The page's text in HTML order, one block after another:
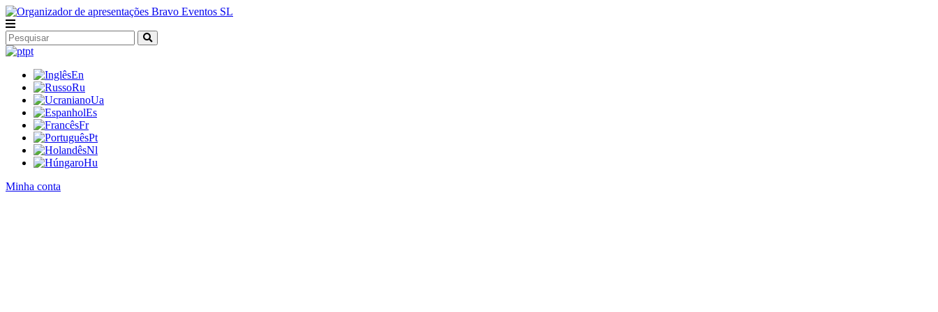
pt
En
Ru
Ua
Es
Fr
Pt
Nl
Hu
Minha conta